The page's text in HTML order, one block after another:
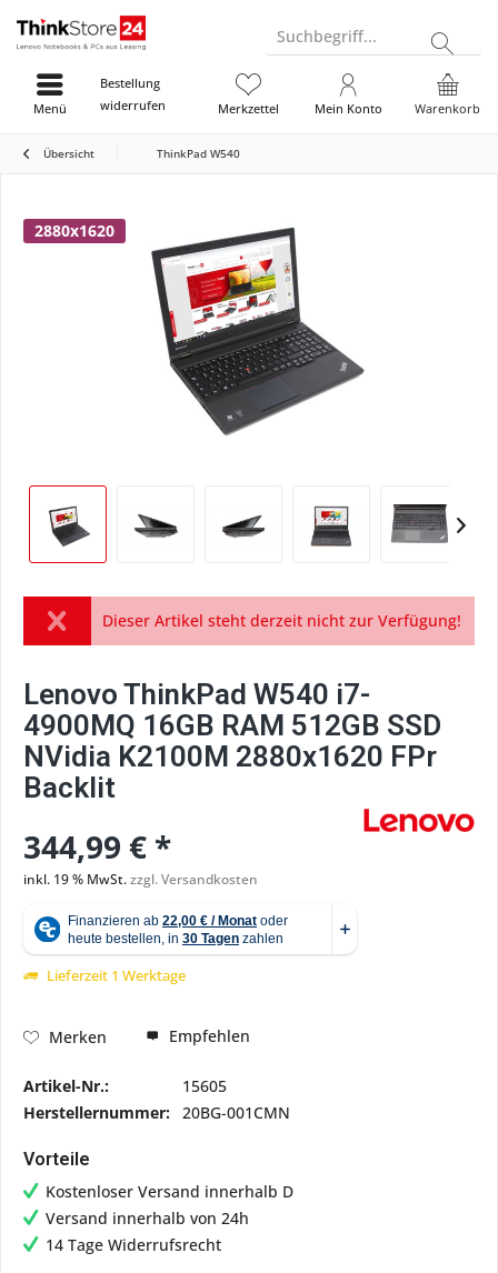
Suchbegriff...
Bestellung
widerrufen
Warenkorb
Merkzettel Mein Konto
Menü
Übersicht ThinkPad W540
2880x1620
Dieser Artikel steht derzeit nicht zur Verfügung!
Lenovo ThinkPad W540 i7-
4900MQ 16GB RAM 512GB SSD
NVidia K2100M 2880x1620 FPr
Backlit
344,99 € *
inkl. 19 % MwSt.zzgl. Versandkosten
Lieferzeit 1 Werktage
Merken Empfehlen
Artikel-Nr.:
15605
Herstellernummer: 20BG-001CMN
Vorteile
Kostenloser Versand innerhalb D
Versand innerhalb von 24h
14 Tage Widerrufsrecht